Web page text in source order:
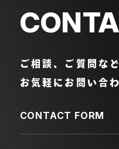
ご相談、ご質問など
お気軽にお問い合
CONTACT FORM